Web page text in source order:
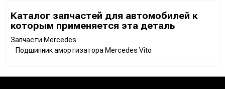
Каталог запчастей для автомобилей к
которым применяется эта деталь
Запчасти Mercedes
Подшипник амортизатора Mercedes Vito